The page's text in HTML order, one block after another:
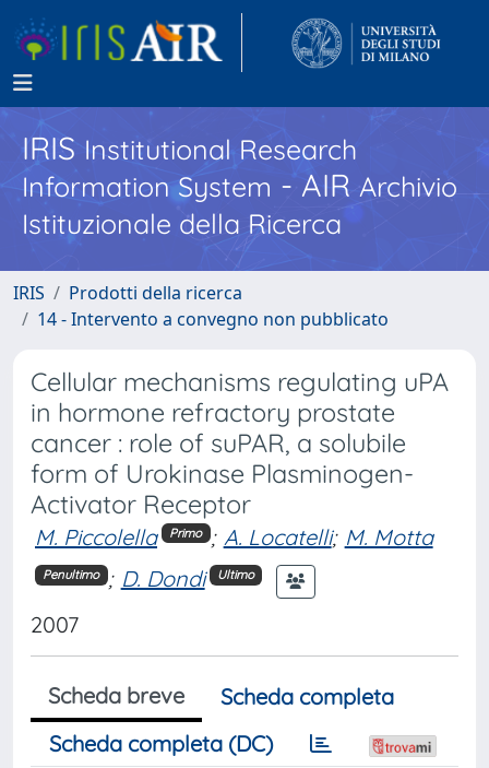
IRISInstitutional Research
Information System - AIR Archivio
Istituzionale della Ricerca
IRIS
Prodotti della ricerca
14 - Intervento a convegno non pubblicato
Cellular mechanisms regulating uPA
in hormone refractory prostate
cancer : role of suPAR, a solubile
form of Urokinase Plasminogen-
Activator Receptor
M. Piccolella Primo ; A. Locatelli; M. Motta
Penultimo ; D. Dondi Ultimo
2007
Scheda breve
Scheda completa
Scheda completa (DC)